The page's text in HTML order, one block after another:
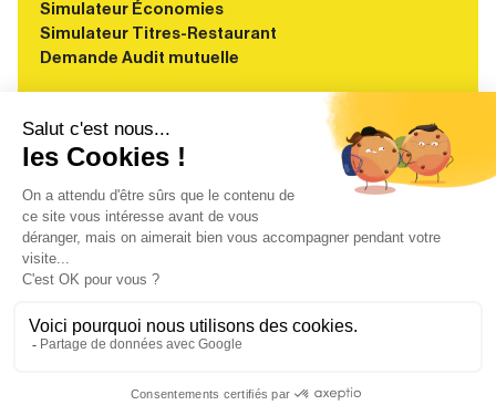
Simulateur Économies
Simulateur Titres-Restaurant
Demande Audit mutuelle
Ressources
Blog
Guides
Webinaires
Études
À propos
FAQ
Carrières
Contact
Mentions légalesPolitique de confidentialitéCGU-CGV
Médiateur de la consommationCookies